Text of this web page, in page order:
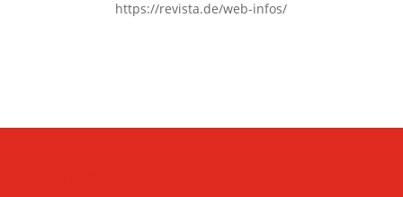
https://revista.de/web-infos/